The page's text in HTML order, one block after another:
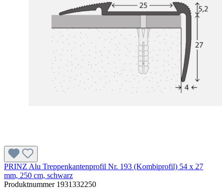
PRINZ Alu Treppenkantenprofil Nr. 193 (Kombiprofil) 54 x 27
mm, 250 cm, schwarz
Produktnummer 1931332250